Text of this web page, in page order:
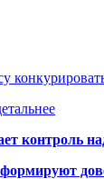
контроль